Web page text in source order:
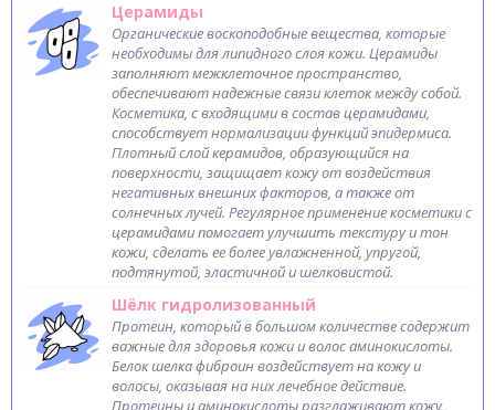
Церамиды
Органические воскоподобные вещества, которые
необходимы для липидного слоя кожи. Церамиды
заполняют межклеточное пространство,
обеспечивают надежные связи клеток между собой.
Косметика, с входящими в состав церамидами,
способствует нормализации функций эпидермиса.
Плотный слой керамидов, образующийся на
поверхности, защищает кожу от воздействия
негативных внешних факторов, а также от
солнечных лучей. Регулярное применение косметики с
церамидами помогает улучшить текстуру и тон
кожи, сделать ее более увлажненной, упругой,
подтянутой, эластичной и шелковистой.
Шёлк гидролизованный
Протеин, который в большом количестве содержит
важные для здоровья кожи и волос аминокислоты.
Белок шелка фиброин воздействует на кожу и
волосы, оказывая на них лечебное действие.
Протеины и аминокислоты разглаживают кожу,